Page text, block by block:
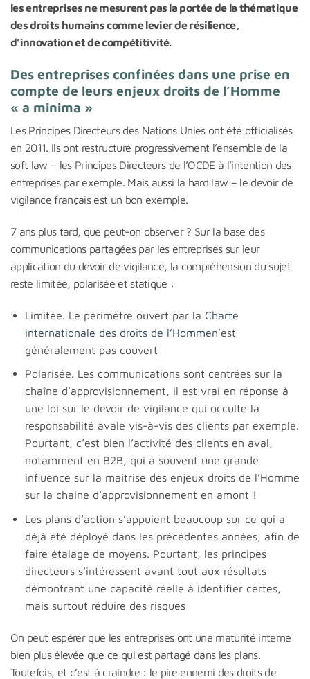
les entreprises ne mesurent pas la portée de la thématique
des droits humains comme levier de résilience,
d’innovation et de compétitivité.
Des entreprises confinées dans une prise en
compte de leurs enjeux droits de l’Homme
« a minima »
Les Principes Directeurs des Nations Unies ont été officialisés
en 2011. Ils ont restructuré progressivement l’ensemble de la
soft law – les Principes Directeurs de l’OCDE à l’intention des
entreprises par exemple. Mais aussi la hard law – le devoir de
vigilance français est un bon exemple.
7 ans plus tard, que peut-on observer ? Sur la base des
communications partagées par les entreprises sur leur
application du devoir de vigilance, la compréhension du sujet
reste limitée, polarisée et statique :
Limitée. Le périmètre ouvert par la Charte
internationale des droits de l’Hommen’est
généralement pas couvert
Polarisée. Les communications sont centrées sur la
chaîne d’approvisionnement, il est vrai en réponse à
une loi sur le devoir de vigilance qui occulte la
responsabilité avale vis-à-vis des clients par exemple.
Pourtant, c’est bien l’activité des clients en aval,
notamment en B2B, qui a souvent une grande
influence sur la maîtrise des enjeux droits de l’Homme
sur la chaine d’approvisionnement en amont !
Les plans d’action s’appuient beaucoup sur ce qui a
déjà été déployé dans les précédentes années, afin de
faire étalage de moyens. Pourtant, les principes
directeurs s’intéressent avant tout aux résultats
démontrant une capacité réelle à identifier certes,
mais surtout réduire des risques
On peut espérer que les entreprises ont une maturité interne
bien plus élevée que ce qui est partagé dans les plans.
Toutefois, et c’est à craindre : le pire ennemi des droits de